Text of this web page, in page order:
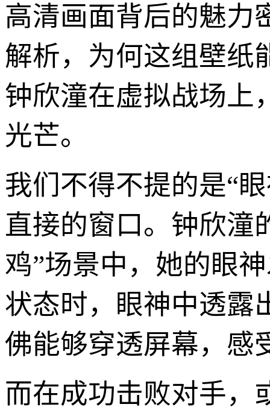
高清画面背后的魅力
解析，为何这组壁纸
钟欣潼在虚拟战场上
光芒。
我们不得不提的是“
直接的窗口。钟欣潼
鸡”场景中，她的眼
状态时，眼神中透露
佛能够穿透屏幕，感
而在成功击败对手，